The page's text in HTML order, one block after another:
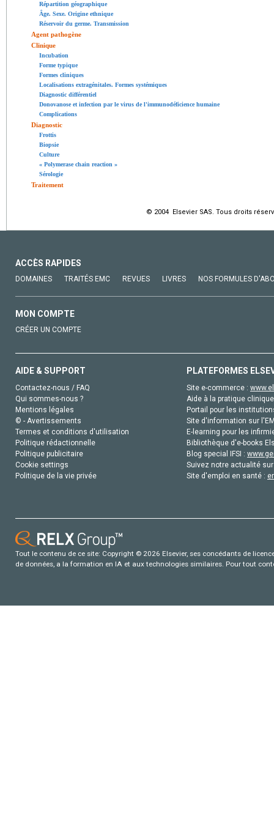
Répartition géographique
Âge. Sexe. Origine ethnique
Réservoir du germe. Transmission
Agent pathogène
Clinique
Incubation
Forme typique
Formes cliniques
Localisations extragénitales. Formes systémiques
Diagnostic différentiel
Donovanose et infection par le virus de l'immunodéficience humaine
Complications
Diagnostic
Frottis
Biopsie
Culture
« Polymerase chain reaction »
Sérologie
Traitement
© 2004 Elsevier SAS. Tous droits
ACCÈS RAPIDES
DOMAINES TRAITÉS EMC REVUES LIVRES NOS FORMULES
MON COMPTE
CRÉER UN COMPTE
AIDE & SUPPORT
Contactez-nous / FAQ
Qui sommes-nous ?
Mentions légales
© - Avertissements
Termes et conditions d'utilisation
Politique rédactionnelle
Politique publicitaire
Cookie settings
Politique de la vie privée
PLATEFORMES
Site e-commerce :
Aide à la pratique
Portail pour les
Site d'information sur
E-learning pour les
Bibliothèque d'e-books
Blog special IFSI :
Suivez notre actualité
Site d'emploi en santé :
Tout le contenu de ce site: Copyright © 2026 Elsevier, ses concédants de
de données, a la formation en IA et aux technologies similaires. Pour tout